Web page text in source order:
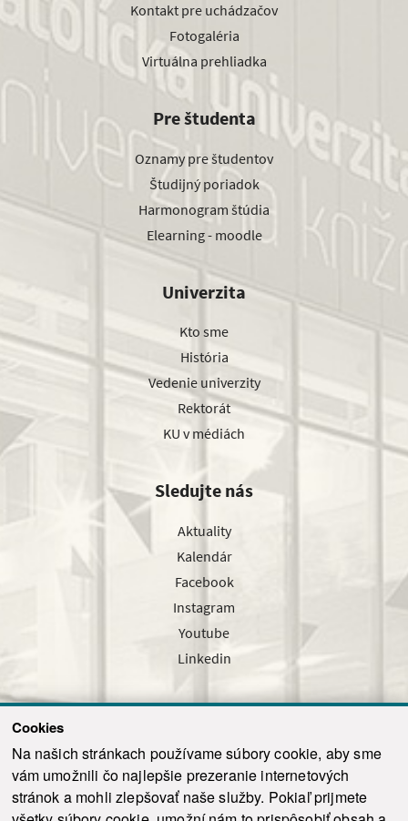
Cookies
Na našich stránkach používame súbory cookie, aby sme
vám umožnili čo najlepšie prezeranie internetových
stránok a mohli zlepšovať naše služby. Pokiaľ prijmete
Kontakt pre uchádzačov
Fotogaléria
Virtuálna prehliadka
Pre študenta
Oznamy pre študentov
Študijný poriadok
Harmonogram štúdia
Elearning - moodle
Univerzita
Kto sme
História
Vedenie univerzity
Rektorát
KU v médiách
Sledujte nás
Aktuality
Kalendár
Facebook
Instagram
Youtube
Linkedin